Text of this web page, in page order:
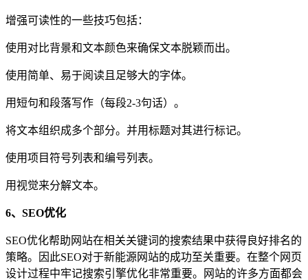
增强可读性的一些技巧包括：
使用对比背景和文本颜色来确保文本脱颖而出。
使用简单、易于阅读且足够大的字体。
用短句和段落写作（每段2-3句话）。
将文本组织成多个部分。并用标题对其进行标记。
使用项目符号列表和编号列表。
用视觉来分解文本。
6、SEO优化
SEO优化帮助网站在相关关键词的搜索结果中获得良好排名的
策略。因此SEO对于新能源网站的成功至关重要。在整个网页
设计过程中牢记搜索引擎优化非常重要。网站的许多方面都会